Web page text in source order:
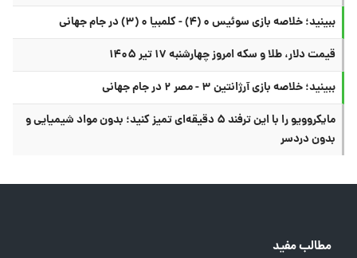
ببینید؛ خلاصه بازی سوئیس ۰ (۴) - کلمبیا ۰ (۳) در جام جهانی
قیمت دلار، طلا و سکه امروز چهارشنبه ۱۷ تیر ۱۴۰۵
ببینید؛ خلاصه بازی آرژانتین ۳ - مصر ۲ در جام جهانی
مایکروویو را با این ترفند ۵ دقیقه‌ای تمیز کنید؛ بدون مواد شیمیایی و
بدون دردسر
مطالب مفید